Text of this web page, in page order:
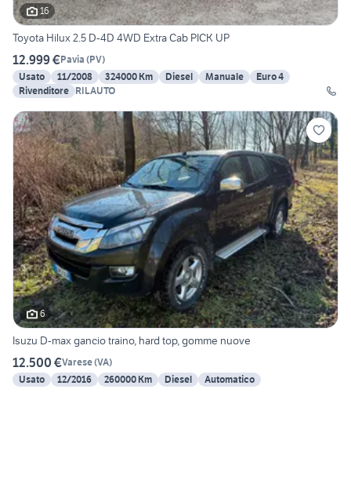
16
Toyota Hilux 2.5 D-4D 4WD Extra Cab PICK UP
12.999 €Pavia (PV)
Usato
11/2008 324000 Km Diesel Manuale
Euro 4
Rivenditore RILAUTO
6
Isuzu D-max gancio traino, hard top, gomme nuove
12.500 €Varese(VA)
Usato
12/2016 260000 Km Diesel Automatico